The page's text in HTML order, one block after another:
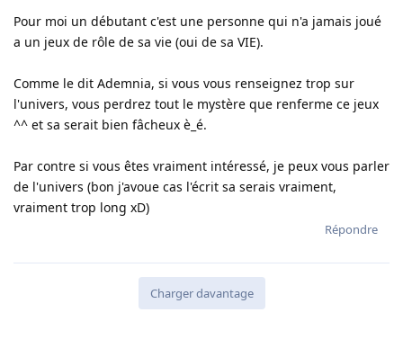
Pour moi un débutant c'est une personne qui n'a jamais joué
a un jeux de rôle de sa vie (oui de sa VIE).
Comme le dit Ademnia, si vous vous renseignez trop sur
l'univers, vous perdrez tout le mystère que renferme ce jeux
^^ et sa serait bien fâcheux è_é.
Par contre si vous êtes vraiment intéressé, je peux vous parler
de l'univers (bon j'avoue cas l'écrit sa serais vraiment,
vraiment trop long xD)
Répondre
Charger davantage